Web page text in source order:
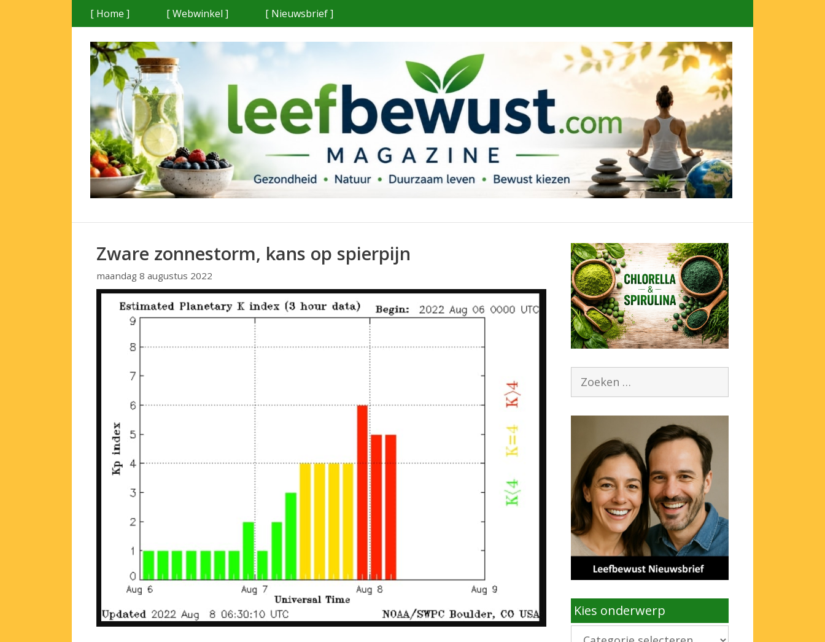
[ Home ] [ Webwinkel ] [ Nieuwsbrief ]
Zware zonnestorm, kans op spierpijn
maandag 8 augustus 2022
Zoek
Kies onderwerp
Kies